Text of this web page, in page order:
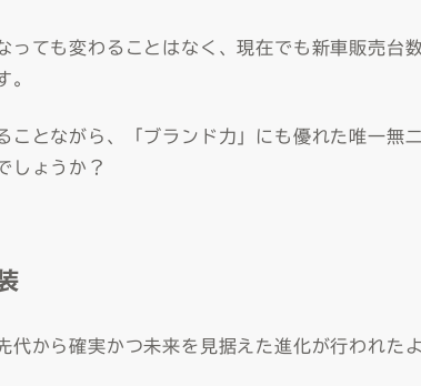
っても変わることはなく、現在でも新車販売台
。
ことながら、「ブランド力」にも優れた唯一無
しょうか？
代から確実かつ未来を見据えた進化が行われた